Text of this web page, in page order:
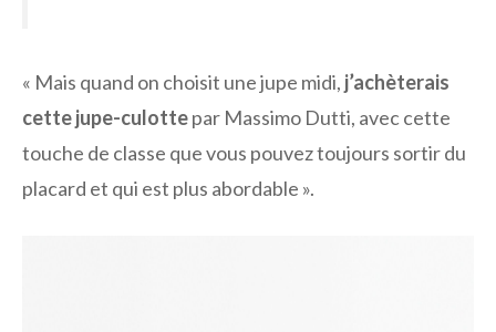
« Mais quand on choisit une jupe midi, j’achèterais
cette jupe-culottepar Massimo Dutti, avec cette
touche de classe que vous pouvez toujours sortir du
placard et qui est plus abordable ».